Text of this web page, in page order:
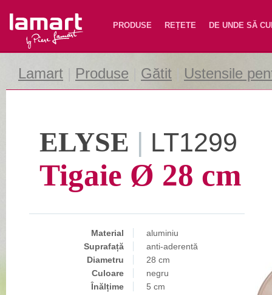
Lamart PRODUSE REȚETE DE UNDE SĂ
Lamart Produse Gătit Ustensile
ELYSE | LT1299
Tigaie Ø 28 cm
Material
aluminiu
Suprafață
anti-aderentă
Diametru
28 cm
Culoare
negru
Înălțime
5 cm